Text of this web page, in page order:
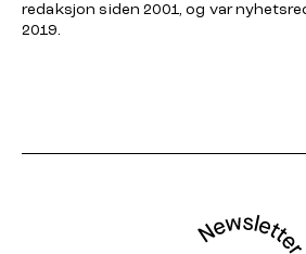
redaksjon siden 2001, og var
2019.